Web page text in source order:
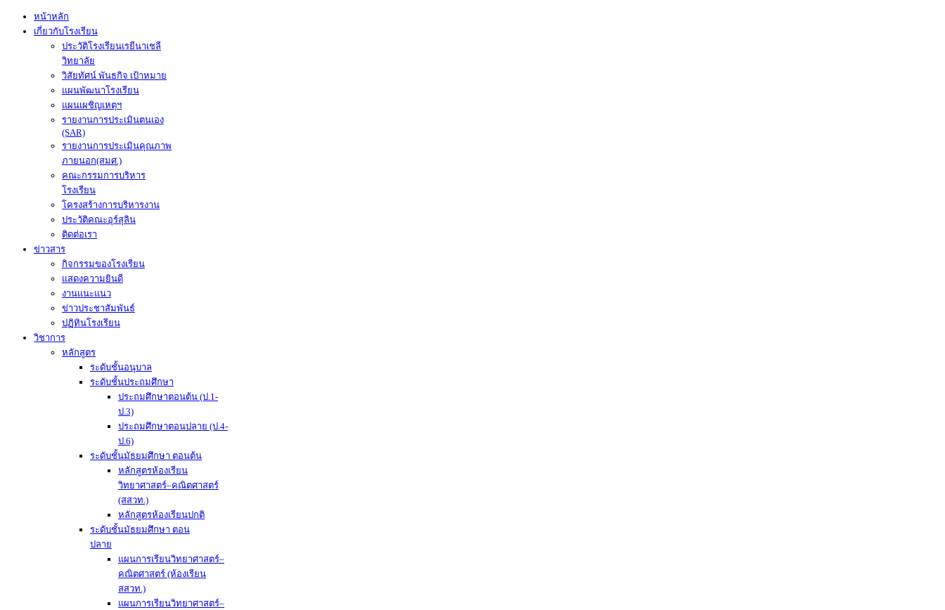
หน้าหลัก
เกี่ยวกับโรงเรียน
ประวัติโรงเรียนเรยีนาเชลี
วิทยาลัย
วิสัยทัศน์ พันธกิจ เป้าหมาย
แผนพัฒนาโรงเรียน
แผนเผชิญเหตุฯ
รายงานการประเมินตนเอง
(SAR)
รายงานการประเมินคุณภาพ
ภายนอก(สมศ.)
คณะกรรมการบริหาร
โรงเรียน
โครงสร้างการบริหารงาน
ประวัติคณะอุร์สุลิน
ติดต่อเรา
ข่าวสาร
กิจกรรมของโรงเรียน
แสดงความยินดี
งานแนะแนว
ข่าวประชาสัมพันธ์
ปฏิทินโรงเรียน
วิชาการ
หลักสูตร
ระดับชั้นอนุบาล
ระดับชั้นประถมศึกษา
ประถมศึกษาตอนต้น (ป.1-
ป.3)
ประถมศึกษาตอนปลาย (ป.4-
ป.6)
ระดับชั้นมัธยมศึกษา ตอนต้น
หลักสูตรห้องเรียน
วิทยาศาสตร์–คณิตศาสตร์
(สสวท.)
หลักสูตรห้องเรียนปกติ
ระดับชั้นมัธยมศึกษา ตอน
ปลาย
แผนการเรียนวิทยาศาสตร์–
คณิตศาสตร์ (ห้องเรียน
สสวท.)
แผนการเรียนวิทยาศาสตร์–